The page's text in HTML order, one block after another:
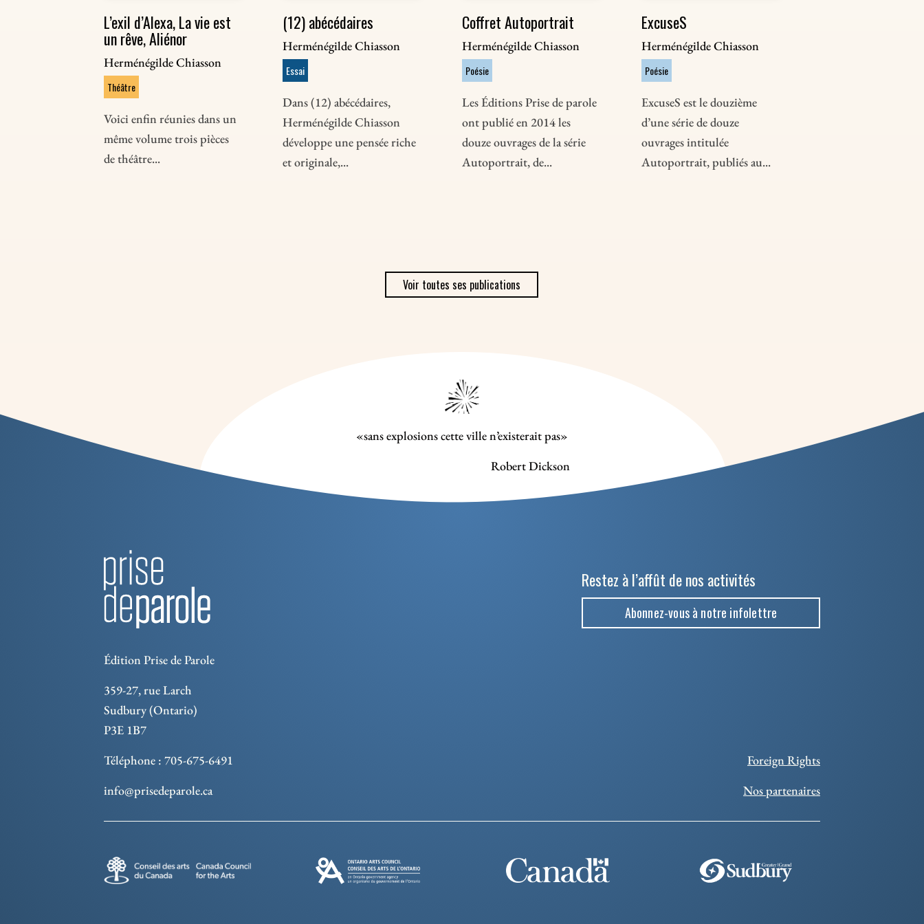
L’exil d’Alexa, La vie est
un rêve, Aliénor
Herménégilde Chiasson
Théâtre
Voici enfin réunies dans un
même volume trois pièces
de théâtre...
(12) abécédaires
Herménégilde Chiasson
Essai
Dans (12) abécédaires,
Herménégilde Chiasson
développe une pensée riche
et originale,...
Coffret Autoportrait
Herménégilde Chiasson
Poésie
Les Éditions Prise de parole
ont publié en 2014 les
douze ouvrages de la série
Autoportrait, de...
ExcuseS
Herménégilde Chiasson
Poésie
ExcuseS est le douzième
d’une série de douze
ouvrages intitulée
Autoportrait, publiés au...
Voir toutes ses publications
«sans explosions cette ville n’existerait pas»
Robert Dickson
Édition Prise de Parole
359-27, rue Larch
Sudbury (Ontario)
P3E 1B7
Téléphone : 705-675-6491
info@prisedeparole.ca
Restez à l’affût de nos activités
Abonnez-vous à notre infolettre
Foreign Rights
Nos partenaires